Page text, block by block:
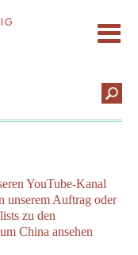
YouTube-Kanal
unserem Auftrag oder
zu den
China ansehen